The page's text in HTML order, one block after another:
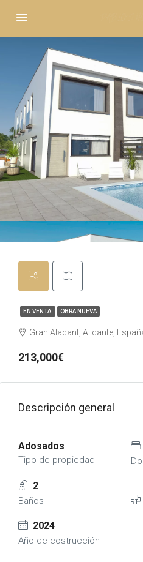
EN VENTA OBRA NUEVA
Gran Alacant, Alicante,
213,000€
Descripción general
Adosados
Tipo de propiedad
2
Baños
2024
Año de costrucción